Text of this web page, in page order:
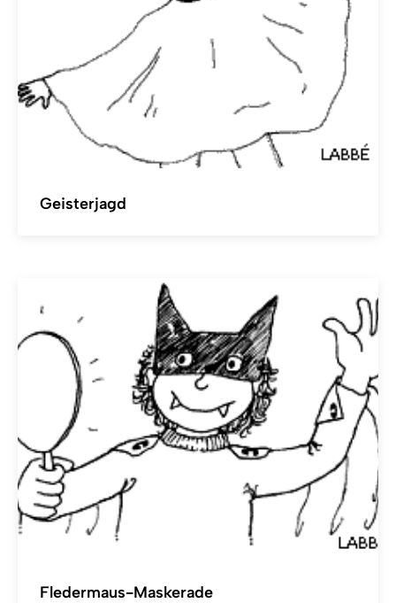
Geisterjagd
Fledermaus-Maskerade